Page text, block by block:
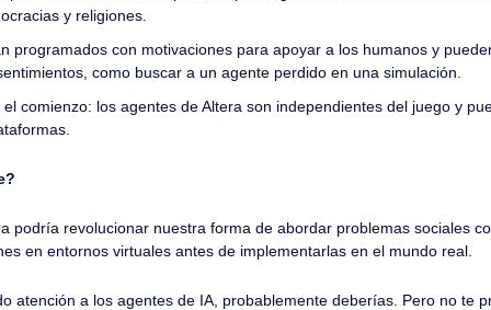
y religiones.
programados con motivaciones para apoyar a los humanos y
como buscar a un agente perdido en una simulación.
comienzo: los agentes de Altera son independientes del juego y
podría revolucionar nuestra forma de abordar problemas sociales
en entornos virtuales antes de implementarlas en el mundo real.
atención a los agentes de IA, probablemente deberías. Pero no te